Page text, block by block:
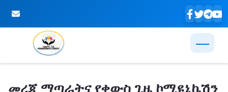
መረጃ ማጣራትና የቀውስ ጊዜ ኮሚዩኒኬሽን